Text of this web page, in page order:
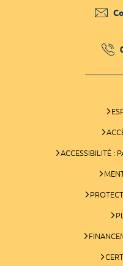
ACCESSIBILITÉ :